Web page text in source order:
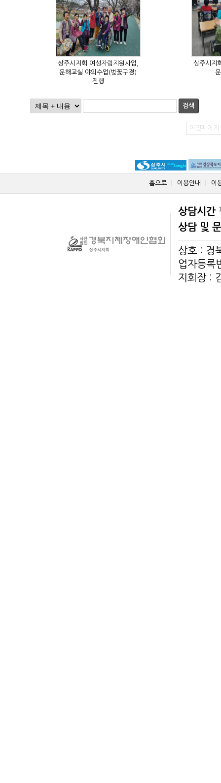
진행
검색
이전페이지
홈으로 이용안내 이
상담시간
상담 및
상호 : 경
업자등
지회장 :